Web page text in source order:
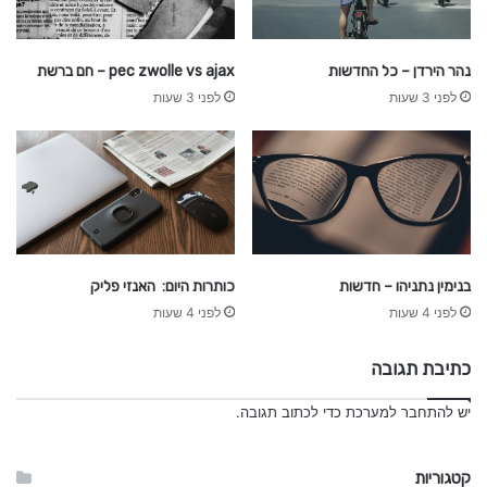
נהר הירדן – כל החדשות
לפני 3 שעות
pec zwolle vs ajax – חם ברשת
לפני 3 שעות
בנימין נתניהו – חדשות
לפני 4 שעות
כותרות היום: האנזי פליק
לפני 4 שעות
כתיבת תגובה
יש להתחבר למערכת כדי לכתוב תגובה.
קטגוריות